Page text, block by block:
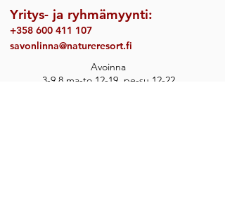
Yritys- ja ryhmämyynti:
+358 600 411 107
savonlinna@natureresort.fi
Avoinna
3-9.8 ma-to 12-19, pe-su 12-22